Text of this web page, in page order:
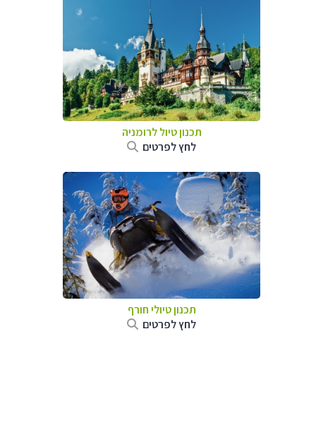
תכנון טיול לרומניה
לחץ לפרטים
תכנון טיולי חורף
לחץ לפרטים